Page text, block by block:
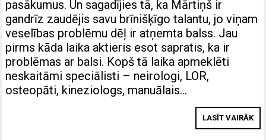
pasākumus. Un sagadījies tā, ka Mārtiņš ir
gandrīz zaudējis savu brīnišķīgo talantu, jo viņam
veselības problēmu dēļ ir atņemta balss. Jau
pirms kāda laika aktieris esot sapratis, ka ir
problēmas ar balsi. Kopš tā laika apmeklēti
neskaitāmi speciālisti – neirologi, LOR,
osteopāti, kineziologs, manuālais…
LASĪT VAIRĀK